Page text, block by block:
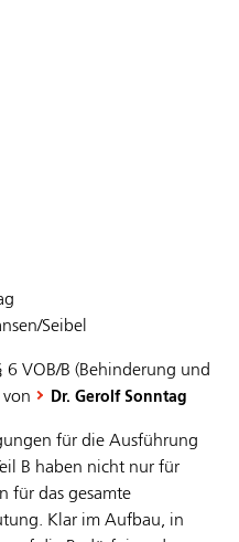
Seibel
VOB/B (Behinderung und
Dr. Gerolf Sonntag
für die Ausführung
B haben nicht nur für
für das gesamte
Klar im Aufbau, in